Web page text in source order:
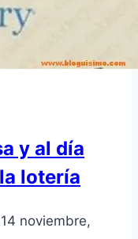
y al día
lotería
14 noviembre,